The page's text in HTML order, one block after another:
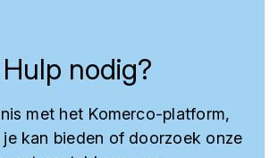
Hulp nodig?
met het Komerco-platform,
kan bieden of doorzoek onze